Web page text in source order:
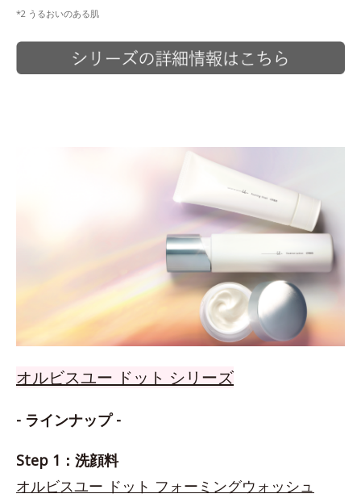
*2 うるおいのある肌
オルビスユー ドット シリーズ
- ラインナップ -
Step 1：洗顔料
オルビスユー ドット フォーミングウォッシュ